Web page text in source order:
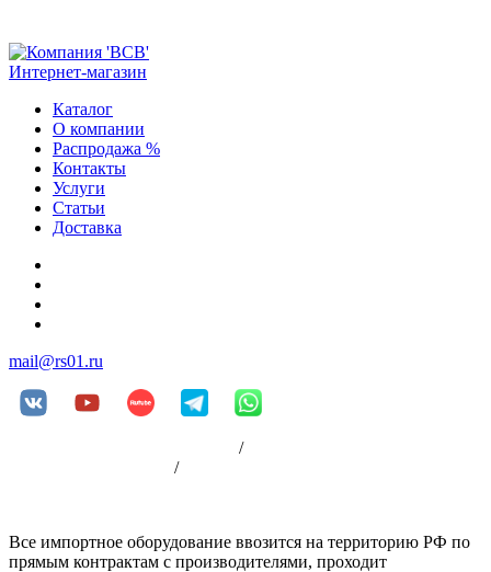
Интернет-магазин
Каталог
О компании
Распродажа %
Контакты
Услуги
Статьи
Доставка
mail@rs01.ru
/
/
Все импортное оборудование ввозится на территорию РФ по
прямым контрактам с производителями, проходит